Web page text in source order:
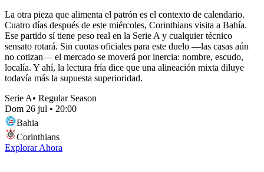
La otra pieza que alimenta el patrón es el contexto de calendario.
Cuatro días después de este miércoles, Corinthians visita a Bahía.
Ese partido sí tiene peso real en la Serie A y cualquier técnico
sensato rotará. Sin cuotas oficiales para este duelo —las casas aún
no cotizan— el mercado se moverá por inercia: nombre, escudo,
localía. Y ahí, la lectura fría dice que una alineación mixta diluye
todavía más la supuesta superioridad.
Serie A• Regular Season
Dom 26 jul • 20:00
Bahia
Corinthians
Explorar Ahora